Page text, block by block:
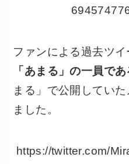
ファンによる過去ツイ
「あまる」の一員で
まる」で公開してい
ました。
https://twitter.com/